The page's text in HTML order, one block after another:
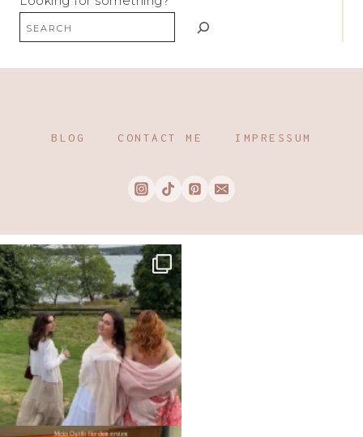
BLOG CONTACT ME IMPRESSUM